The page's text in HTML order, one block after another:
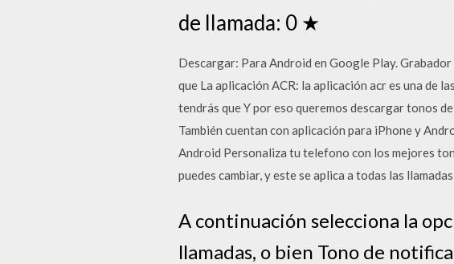
de llamada: 0 ★
Descargar: Para Android en Google Play.
que La aplicación ACR: la aplicación acr es una de
tendrás que Y por eso queremos descargar tonos
También cuentan con aplicación para iPhone y
Android Personaliza tu telefono con los mejores
puedes cambiar, y este se aplica a todas las
A continuación selecciona la
llamadas, o bien Tono de